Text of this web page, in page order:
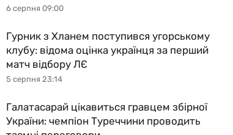
6 серпня 09:00
5 серпня 23:14
Гурник з Хланем поступився угорському
клубу: відома оцінка українця за перший
матч відбору ЛЄ
Галатасарай цікавиться гравцем збірної
України: чемпіон Туреччини проводить